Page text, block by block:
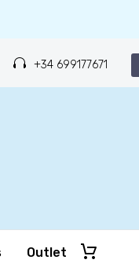
+34 699177671
Outlet